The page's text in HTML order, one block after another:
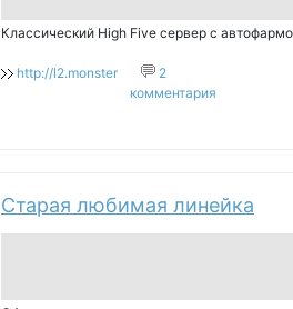
Классический High Five сервер с
http://l2.monster
2
комментария
Старая любимая линейка